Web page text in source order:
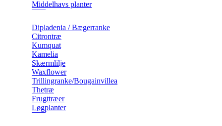
Middelhavs planter
Dipladenia / Bægerranke
​Citrontræ
Kumquat
​Kamelia
Skærmlilje
Waxflower
​Trillingranke/Bougainvillea
Thetræ
Frugttræer
Løgplanter